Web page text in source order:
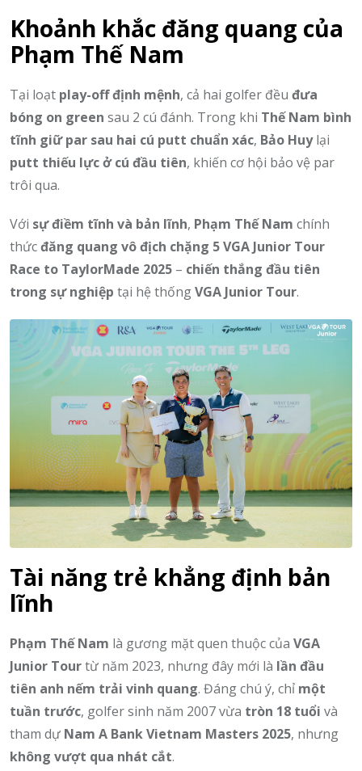
Khoảnh khắc đăng quang của
Phạm Thế Nam
Tại loạt play-off định mệnh, cả hai golfer đều đưa
bóng on green sau 2 cú đánh. Trong khi Thế Nam bình
tĩnh giữ par sau hai cú putt chuẩn xác, Bảo Huylại
putt thiếu lực ở cú đầu tiên, khiến cơ hội bảo vệ par
trôi qua.
Với sự điềm tĩnh và bản lĩnh, Phạm Thế Nam chính
thứcđăng quang vô địch chặng 5 VGA Junior Tour
Race to TaylorMade 2025 – chiến thắng đầu tiên
trong sự nghiệp tại hệ thốngVGA Junior Tour.
Tài năng trẻ khẳng định bản
lĩnh
Phạm Thế Nam là gương mặt quen thuộc của VGA
Junior Tourtừ năm 2023, nhưng đây mới là lần đầu
tiên anh nếm trải vinh quang. Đáng chú ý, chỉ một
tuần trước, golfer sinh năm 2007 vừa tròn 18 tuổi và
tham dự Nam A Bank Vietnam Masters 2025, nhưng
không vượt qua nhát cắt.